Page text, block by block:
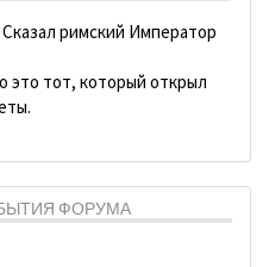
римский Император
это тот, который открыл
ФОРУМА